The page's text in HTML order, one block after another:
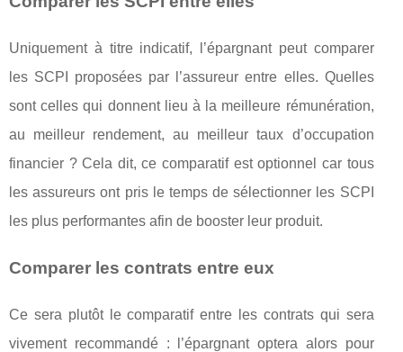
Uniquement à titre indicatif, l’épargnant peut comparer
les SCPI proposées par l’assureur entre elles. Quelles
sont celles qui donnent lieu à la meilleure rémunération,
au meilleur rendement, au meilleur taux d’occupation
financier ? Cela dit, ce comparatif est optionnel car tous
les assureurs ont pris le temps de sélectionner les SCPI
les plus performantes afin de booster leur produit.
Comparer les contrats entre eux
Ce sera plutôt le comparatif entre les contrats qui sera
vivement recommandé : l’épargnant optera alors pour